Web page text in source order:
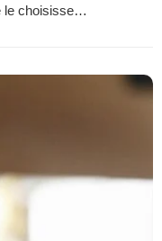
le choisisse…